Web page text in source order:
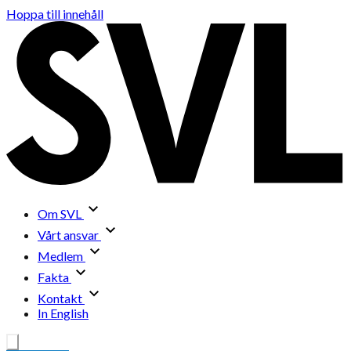
Hoppa till innehåll
Om SVL
Vårt ansvar
Medlem
Fakta
Kontakt
In English